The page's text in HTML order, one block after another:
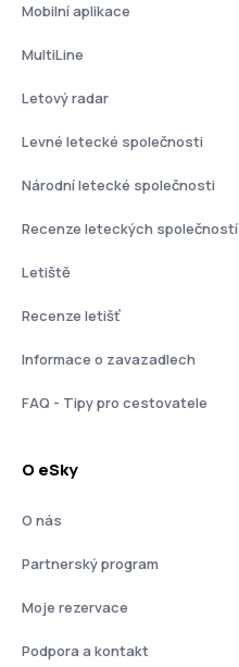
Mobilní aplikace
MultiLine
Letový radar
Levné letecké společnosti
Národní letecké společnosti
Recenze leteckých společností
Letiště
Recenze letišť
Informace o zavazadlech
FAQ - Tipy pro cestovatele
O eSky
O nás
Partnerský program
Moje rezervace
Podpora a kontakt